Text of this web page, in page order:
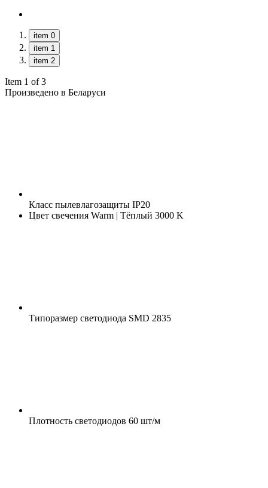
item 0
item 1
item 2
Item 1 of 3
Произведено в Беларуси
Класс пылевлагозащиты IP20
Цвет свечения Warm | Тёплый 3000 K
Типоразмер светодиода SMD 2835
Плотность светодиодов 60 шт/м